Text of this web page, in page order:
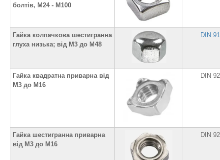
болтів, М24 - М100
Гайка колпачкова шестигранна
глуха низька; від М3 до М48
DIN
Гайка квадратна приварна від
М3 до М16
DIN
Гайка шестигранна приварна
від М3 до М16
DIN